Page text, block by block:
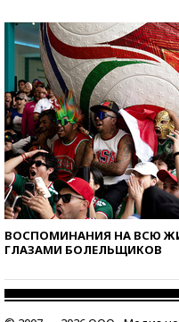
ВОСПОМИНАНИЯ НА ВСЮ
ГЛАЗАМИ БОЛЕЛЬЩИКОВ